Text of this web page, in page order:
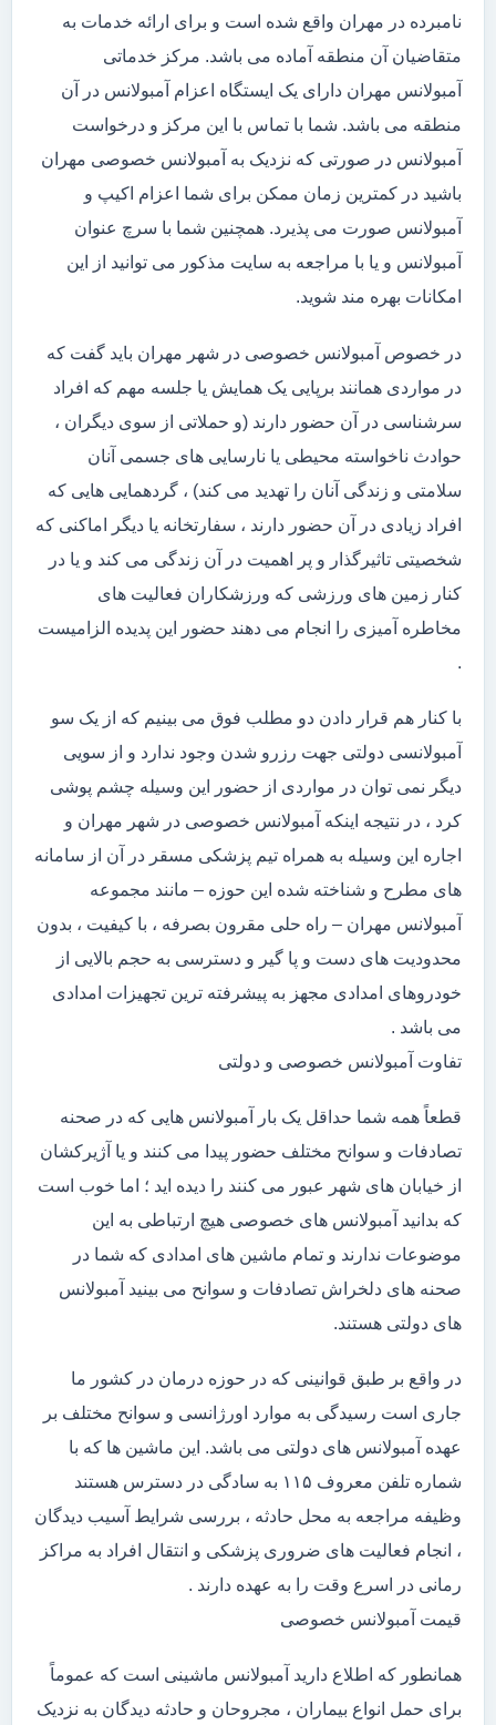
نامبرده در مهران واقع شده است و برای ارائه خدمات به
متقاضیان آن منطقه آماده می باشد. مرکز خدماتی
آمبولانس مهران دارای یک ایستگاه اعزام آمبولانس در آن
منطقه می باشد. شما با تماس با این مرکز و درخواست
آمبولانس در صورتی که نزدیک به آمبولانس خصوصی مهران
باشید در کمترین زمان ممکن برای شما اعزام اکیپ و
آمبولانس صورت می پذیرد. همچنین شما با سرچ عنوان
آمبولانس و یا با مراجعه به سایت مذکور می توانید از این
امکانات بهره مند شوید.
در خصوص آمبولانس خصوصی در شهر مهران باید گفت که
در مواردی همانند برپایی یک همایش یا جلسه مهم که افراد
سرشناسی در آن حضور دارند (و حملاتی از سوی دیگران ،
حوادث ناخواسته محیطی یا نارسایی های جسمی آنان
سلامتی و زندگی آنان را تهدید می کند) ، گردهمایی هایی که
افراد زیادی در آن حضور دارند ، سفارتخانه یا دیگر اماکنی که
شخصیتی تاثیرگذار و پر اهمیت در آن زندگی می کند و یا در
کنار زمین های ورزشی که ورزشکاران فعالیت های
مخاطره آمیزی را انجام می دهند حضور این پدیده الزامیست
.
با کنار هم قرار دادن دو مطلب فوق می بینیم که از یک سو
آمبولانسی دولتی جهت رزرو شدن وجود ندارد و از سویی
دیگر نمی توان در مواردی از حضور این وسیله چشم پوشی
کرد ، در نتیجه اینکه آمبولانس خصوصی در شهر مهران و
اجاره این وسیله به همراه تیم پزشکی مسقر در آن از سامانه
های مطرح و شناخته شده این حوزه – مانند مجموعه
آمبولانس مهران – راه حلی مقرون بصرفه ، با کیفیت ، بدون
محدودیت های دست و پا گیر و دسترسی به حجم بالایی از
خودروهای امدادی مجهز به پیشرفته ترین تجهیزات امدادی
می باشد .
تفاوت آمبولانس خصوصی و دولتی
قطعاً همه شما حداقل یک بار آمبولانس هایی که در صحنه
تصادفات و سوانح مختلف حضور پیدا می کنند و یا آژیرکشان
از خیابان های شهر عبور می کنند را دیده اید ؛ اما خوب است
که بدانید آمبولانس های خصوصی هیچ ارتباطی به این
موضوعات ندارند و تمام ماشین های امدادی که شما در
صحنه های دلخراش تصادفات و سوانح می بینید آمبولانس
های دولتی هستند.
در واقع بر طبق قوانینی که در حوزه درمان در کشور ما
جاری است رسیدگی به موارد اورژانسی و سوانح مختلف بر
عهده آمبولانس های دولتی می باشد. این ماشین ها که با
شماره تلفن معروف ۱۱۵ به سادگی در دسترس هستند
وظیفه مراجعه به محل حادثه ، بررسی شرایط آسیب دیدگان
، انجام فعالیت های ضروری پزشکی و انتقال افراد به مراکز
رمانی در اسرع وقت را به عهده دارند .
قیمت آمبولانس خصوصی
همانطور که اطلاع دارید آمبولانس ماشینی است که عموماً
برای حمل انواع بیماران ، مجروحان و حادثه دیدگان به نزدیک